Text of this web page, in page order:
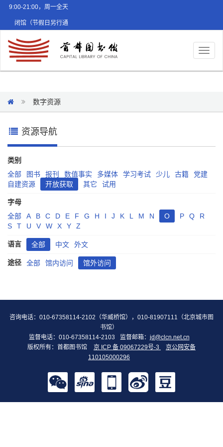
9:00-21:00，周一全天
闭馆（节假日另行通
数字资源
资源导航
类别
全部
图书 报刊 数值事实 多媒体 学习考试 少儿 古籍
党建
自建资源
开放获取 其它 试用
字母
全部
A B C D E F G H I J K L M N O P Q
R
S
T U V W X Y Z
语言 全部 中文 外文
途径 全部 馆内访问 馆外访问
咨询电话：010-67358114-2102（华威桥馆），010-81907111（北京城市图
书馆）
监督电话：010-67358114-2103
监督邮箱： jd@clcn.net.cn
版权所有：首都图书馆
京 ICP 备 09067229号-3
京公网安备
110105000296